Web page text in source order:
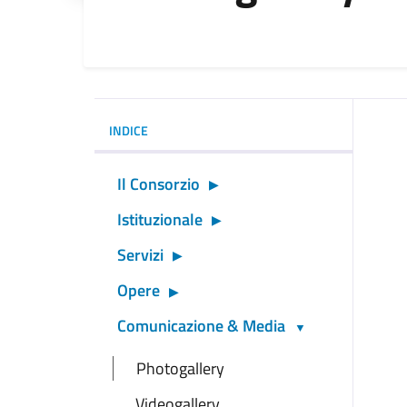
INDICE
Il Consorzio
Istituzionale
Servizi
Opere
Comunicazione & Media
Photogallery